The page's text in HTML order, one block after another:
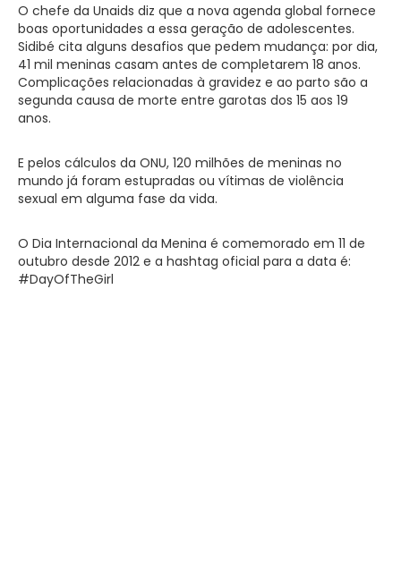
O chefe da Unaids diz que a nova agenda global fornece
boas oportunidades a essa geração de adolescentes.
Sidibé cita alguns desafios que pedem mudança: por dia,
41 mil meninas casam antes de completarem 18 anos.
Complicações relacionadas à gravidez e ao parto são a
segunda causa de morte entre garotas dos 15 aos 19
anos.
E pelos cálculos da ONU, 120 milhões de meninas no
mundo já foram estupradas ou vítimas de violência
sexual em alguma fase da vida.
O Dia Internacional da Menina é comemorado em 11 de
outubro desde 2012 e a hashtag oficial para a data é:
#DayOfTheGirl